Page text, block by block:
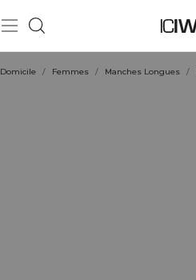
Domicile / Femmes / Manches Longues /